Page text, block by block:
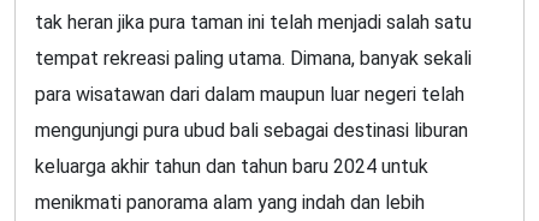
tak heran jika pura taman ini telah menjadi salah satu
tempat rekreasi paling utama. Dimana, banyak sekali
para wisatawan dari dalam maupun luar negeri telah
mengunjungi pura ubud bali sebagai destinasi liburan
keluarga akhir tahun dan tahun baru 2024 untuk
menikmati panorama alam yang indah dan lebih